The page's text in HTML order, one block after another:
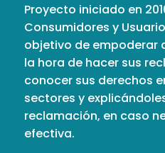
Proyecto iniciado en
Consumidores y
objetivo de empoderar
la hora de hacer sus
conocer sus derechos
sectores y
reclamación, en caso
efectiva.